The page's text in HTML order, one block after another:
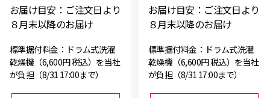
お届け目安：ご注文日より
８月末以降のお届け
標準据付料金：ドラム式洗濯
乾燥機（6,600円 税込）を当社
が負担（8/31 17:00まで）
お届け目安：ご注文日より
８月末以降のお届け
標準据付料金：ドラム式洗濯
乾燥機（6,600円 税込）を当社
が負担（8/31 17:00まで）